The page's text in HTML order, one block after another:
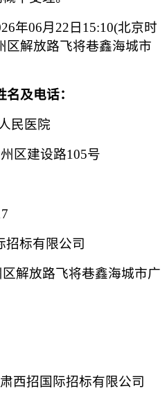
年06月22日15:10(北京时
区解放路飞将巷鑫海城市
及电话：
民医院
区建设路105号
标有限公司
解放路飞将巷鑫海城市广
西招国际招标有限公司